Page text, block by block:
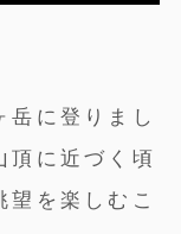
岳に登りまし
頂に近づく頃
望を楽しむこ